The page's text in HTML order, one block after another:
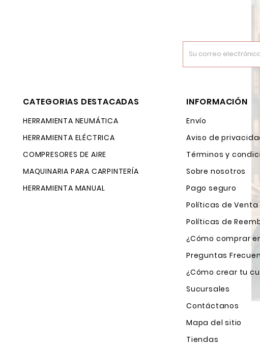
CATEGORIAS DESTACADAS
HERRAMIENTA NEUMÁTICA
HERRAMIENTA ELÉCTRICA
COMPRESORES DE AIRE
MAQUINARIA PARA CARPINTERÍA
HERRAMIENTA MANUAL
INFORMACIÓN
Envío
Aviso de
Términos y
Sobre nosotros
Pago seguro
Políticas de Venta
Políticas de
¿Cómo comprar
Preguntas
¿Cómo crear tu
Sucursales
Contáctanos
Mapa del sitio
Tiendas